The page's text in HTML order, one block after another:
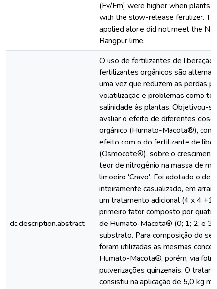
(Fv/Fm) were higher when plants
with the slow-release fertilizer.
applied alone did not meet the N
Rangpur lime.
dc.description.abstract
O uso de fertilizantes de liberação
fertilizantes orgânicos são
uma vez que reduzem as perdas
volatilização e problemas como
salinidade às plantas. Objetivou-
avaliar o efeito de diferentes
orgânico (Humato-Macota®),
efeito com o do fertilizante de
(Osmocote®), sobre o
teor de nitrogênio na massa de
limoeiro 'Cravo'. Foi adotado o
inteiramente casualizado, em
um tratamento adicional (4 x 4
primeiro fator composto por
de Humato-Macota® (0; 1; 2; e
substrato. Para composição do
foram utilizadas as mesmas
Humato-Macota®, porém, via
pulverizações quinzenais. O
consistiu na aplicação de 5,0 kg